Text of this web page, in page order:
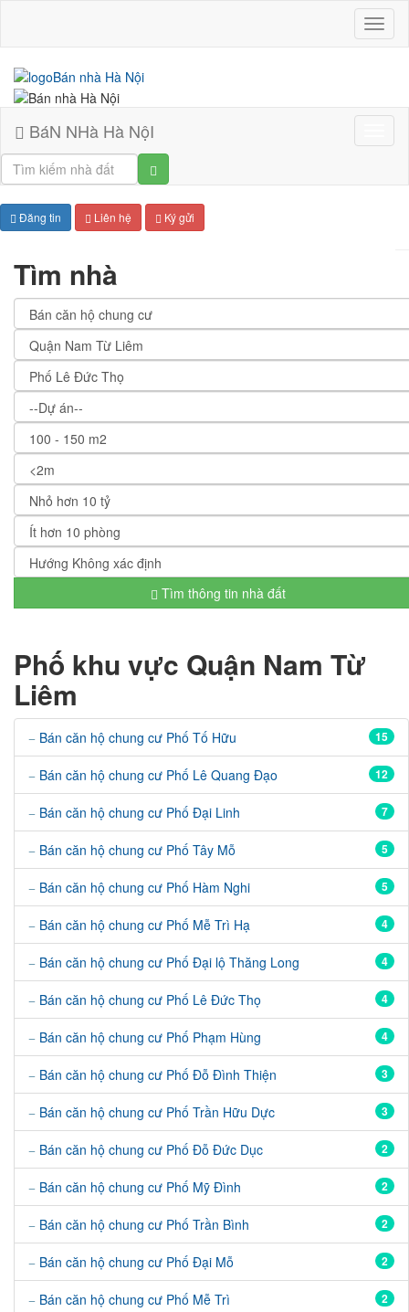
BáN
NHà
nhà
Nội
BáN NHà Hà NộI
Đăng tin Liên hệ Ký gửi
Tìm nhà
Tìm thông tin nhà đất
Phố khu vực Quận Nam Từ
Liêm
15
Bán căn hộ chung cư Phố Tố Hữu
12
Bán căn hộ chung cư Phố Lê Quang Đạo
7
Bán căn hộ chung cư Phố Đại Linh
5
Bán căn hộ chung cư Phố Tây Mỗ
5
Bán căn hộ chung cư Phố Hàm Nghi
4
Bán căn hộ chung cư Phố Mễ Trì Hạ
4
Bán căn hộ chung cư Phố Đại lộ Thăng Long
4
Bán căn hộ chung cư Phố Lê Đức Thọ
4
Bán căn hộ chung cư Phố Phạm Hùng
3
Bán căn hộ chung cư Phố Đỗ Đình Thiện
3
Bán căn hộ chung cư Phố Trần Hữu Dực
2
Bán căn hộ chung cư Phố Đỗ Đức Dục
2
Bán căn hộ chung cư Phố Mỹ Đình
2
Bán căn hộ chung cư Phố Trần Bình
2
Bán căn hộ chung cư Phố Đại Mỗ
2
Bán căn hộ chung cư Phố Mễ Trì